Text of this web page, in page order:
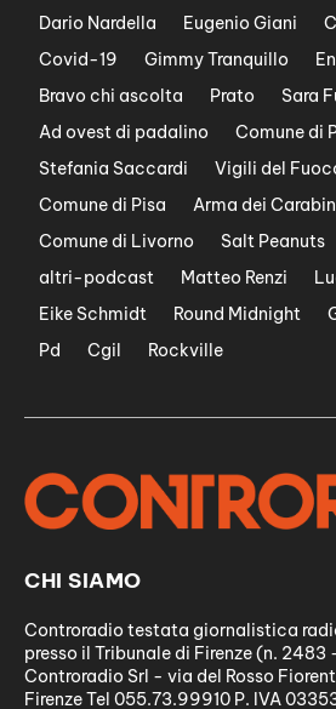
Dario Nardella
Eugenio Giani
Covid-19
Gimmy Tranquillo
Bravo chi ascolta
Prato Sara
Ad ovest di padalino
Comune di
Stefania Saccardi
Vigili del
Comune di Pisa
Arma dei
Comune di Livorno
Salt Peanuts
altri-podcast
Matteo Renzi
Eike Schmidt
Round Midnight
Pd
Cgil Rockville
CHI SIAMO
Controradio testata giornalistica
presso il Tribunale di Firenze (n.
Controradio Srl - via del Rosso
Firenze Tel 055.73.99910 P. IVA